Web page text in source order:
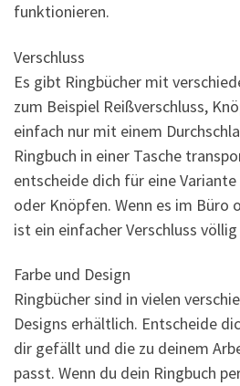
funktionieren.
Verschluss
Es gibt Ringbücher mit
zum Beispiel Reißverschluss,
einfach nur mit einem
Ringbuch in einer Tasche
entscheide dich für eine
oder Knöpfen. Wenn es im Büro
ist ein einfacher Verschluss
Farbe und Design
Ringbücher sind in vielen
Designs erhältlich. Entscheide
dir gefällt und die zu deinem
passt. Wenn du dein Ringbuch